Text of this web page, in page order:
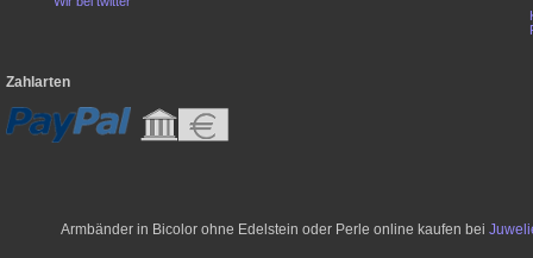
Zahlarten
Armbänder in Bicolor ohne Edelstein oder Perle online kaufen bei